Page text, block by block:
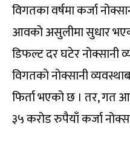
विगतका वर्षमा कर्जा
आवको असुलीमा सुधार
डिफल्ट दर घटेर नोक्सानी
विगतको नोक्सानी
फिर्ता भएको छ । तर, गत
३५ करोड रुपैयाँ कर्जा